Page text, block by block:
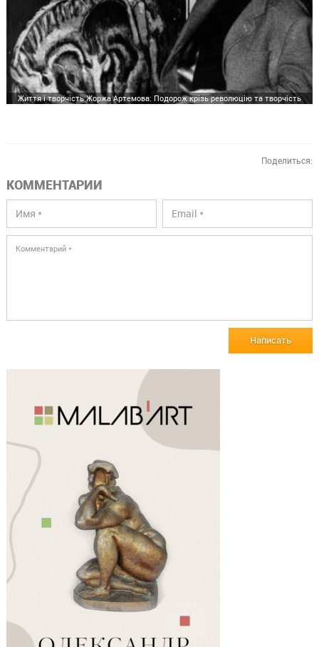
Життя і творчість Жоржа Артемова: Подорож крізь революцію та творчість
Поделиться:
КОММЕНТАРИИ
Написать